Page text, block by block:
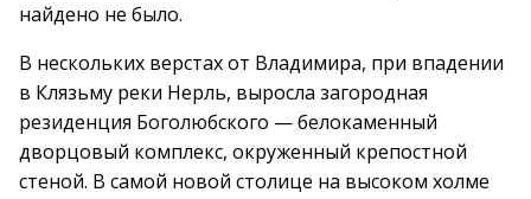
найдено не было.
В нескольких верстах от Владимира, при впадении
в Клязьму реки Нерль, выросла загородная
резиденция Боголюбского — белокаменный
дворцовый комплекс, окруженный крепостной
стеной. В самой новой столице на высоком холме